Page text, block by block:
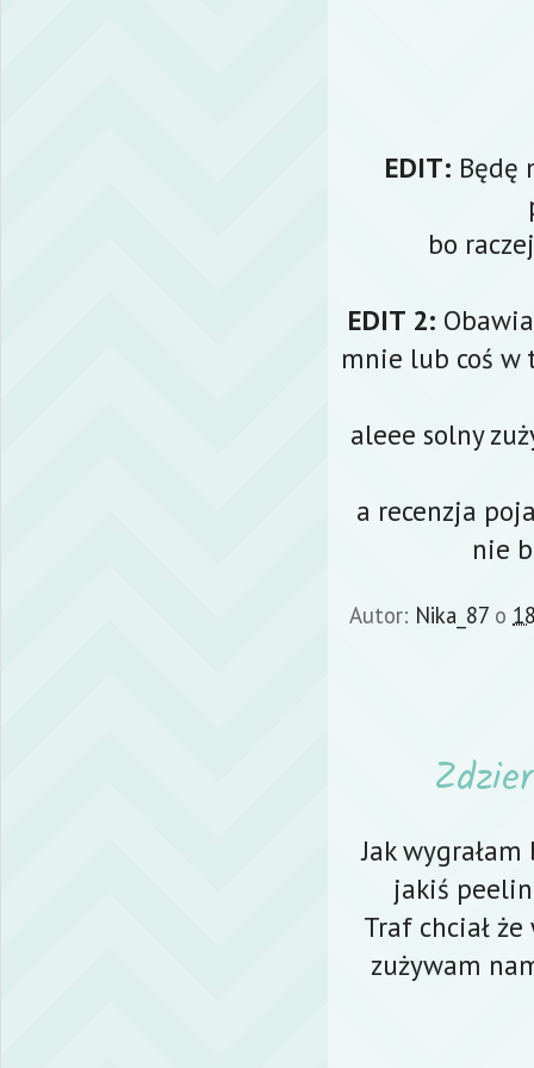
EDIT: Będę
bo
EDIT 2:
mnie lub coś w
aleee solny
a recenzja
nie
Autor: Nika_87 o
Jak
jakiś
Traf chciał
zużywam